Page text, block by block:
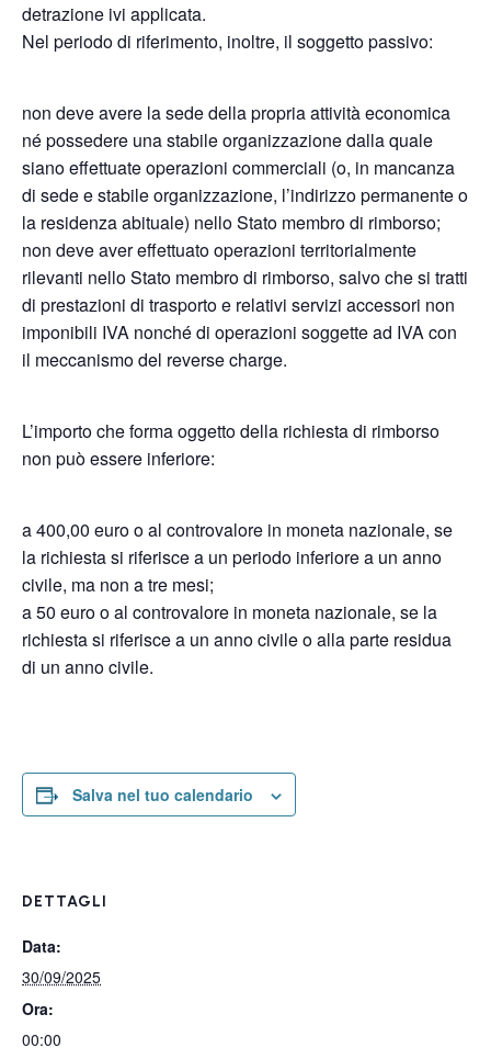
detrazione ivi applicata.
Nel periodo di riferimento, inoltre, il soggetto passivo:
non deve avere la sede della propria attività economica
né possedere una stabile organizzazione dalla quale
siano effettuate operazioni commerciali (o, in mancanza
di sede e stabile organizzazione, l’indirizzo permanente o
la residenza abituale) nello Stato membro di rimborso;
non deve aver effettuato operazioni territorialmente
rilevanti nello Stato membro di rimborso, salvo che si tratti
di prestazioni di trasporto e relativi servizi accessori non
imponibili IVA nonché di operazioni soggette ad IVA con
il meccanismo del reverse charge.
L’importo che forma oggetto della richiesta di rimborso
non può essere inferiore:
a 400,00 euro o al controvalore in moneta nazionale, se
la richiesta si riferisce a un periodo inferiore a un anno
civile, ma non a tre mesi;
a 50 euro o al controvalore in moneta nazionale, se la
richiesta si riferisce a un anno civile o alla parte residua
di un anno civile.
Salva nel tuo calendario
DETTAGLI
Data:
30/09/2025
Ora:
00:00